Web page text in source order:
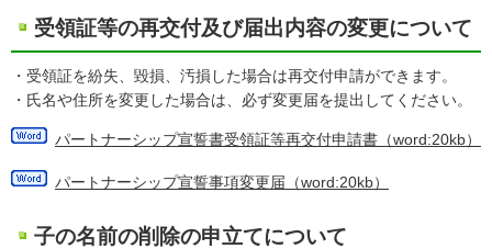
受領証等の再交付及び届出内容の変更について
・受領証を紛失、毀損、汚損した場合は再交付申請ができます。
・氏名や住所を変更した場合は、必ず変更届を提出してください。
パートナーシップ宣誓書受領証等再交付申請書（word:20kb）
パートナーシップ宣誓事項変更届（word:20kb）
子の名前の削除の申立てについて